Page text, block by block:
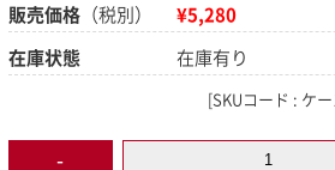
販売価格（税別）
¥5,280
在庫状態
在庫有り
[SKUコード : ケ